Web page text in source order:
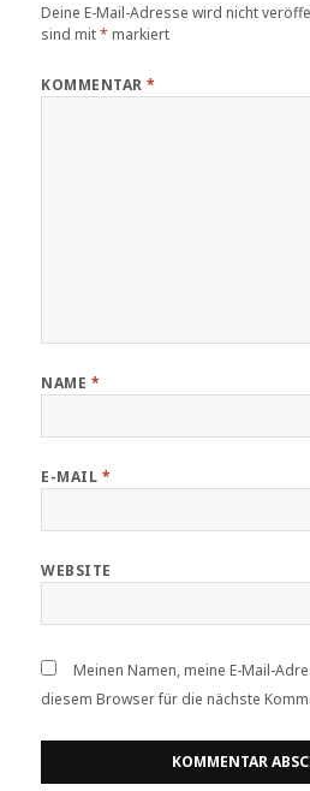
Deine E-Mail-Adresse wird nicht
sind mit* markiert
KOMMENTAR*
NAME *
E-MAIL *
WEBSITE
Meinen Namen, meine E-Mail-
diesem Browser für die nächste